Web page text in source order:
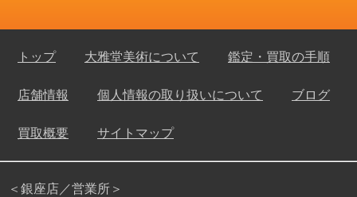
トップ 大雅堂美術について 鑑定・買取の手順
店舗情報 個人情報の取り扱いについて ブログ
買取概要 サイトマップ
＜銀座店／営業所＞